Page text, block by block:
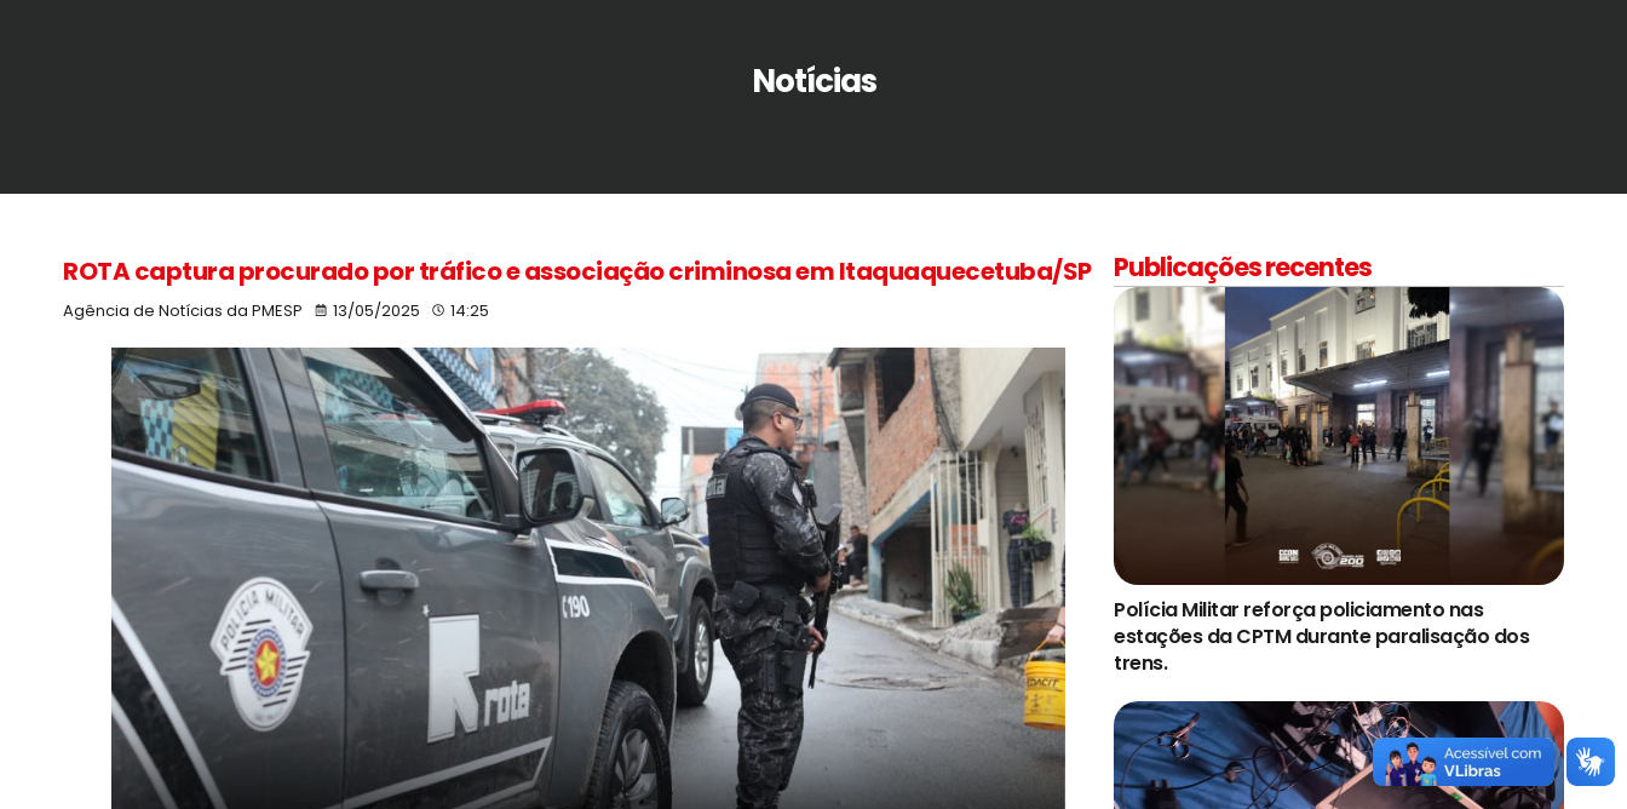
Notícias
ROTA captura procurado por tráfico e associação criminosa em Itaquaquecetuba/SP
Agência de Notícias da PMESP 13/05/2025 14:25
Publicações recentes
Polícia Militar reforça policiamento nas
estações da CPTM durante paralisação dos
trens.